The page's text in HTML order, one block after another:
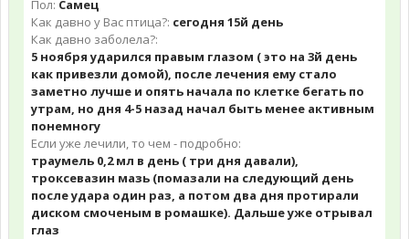
Пол: Самец
Как давно у Вас птица?: сегодня 15й день
Как давно заболела?:
5 ноября ударился правым глазом ( это на 3й день
как привезли домой), после лечения ему стало
заметно лучше и опять начала по клетке бегать по
утрам, но дня 4-5 назад начал быть менее активным
понемногу
Если уже лечили, то чем - подробно:
траумель 0,2 мл в день ( три дня давали),
троксевазин мазь (помазали на следующий день
после удара один раз, а потом два дня протирали
диском смоченым в ромашке). Дальше уже отрывал
глаз